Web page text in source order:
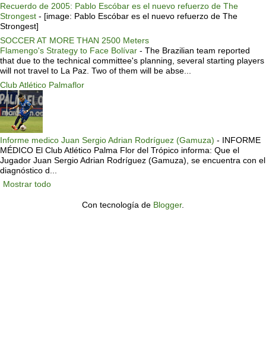
Recuerdo de 2005: Pablo Escóbar es el nuevo refuerzo de The
Strongest - [image: Pablo Escóbar es el nuevo refuerzo de The
Strongest]
SOCCER AT MORE THAN 2500 Meters
Flamengo's Strategy to Face Bolívar - The Brazilian team reported
that due to the technical committee's planning, several starting players
will not travel to La Paz. Two of them will be abse...
Club Atlético Palmaflor
Informe medico Juan Sergio Adrian Rodríguez (Gamuza) - INFORME
MÉDICO El Club Atlético Palma Flor del Trópico informa: Que el
Jugador Juan Sergio Adrian Rodríguez (Gamuza), se encuentra con el
diagnóstico d...
Mostrar todo
Con tecnología de Blogger.